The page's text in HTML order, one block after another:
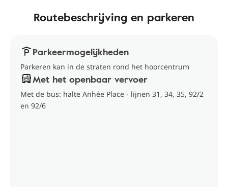
Routebeschrijving en parkeren
Parkeermogelijkheden
Parkeren kan in de straten rond het hoorcentrum
Met het openbaar vervoer
Met de bus: halte Anhée Place - lijnen 31, 34, 35, 92/2
en 92/6